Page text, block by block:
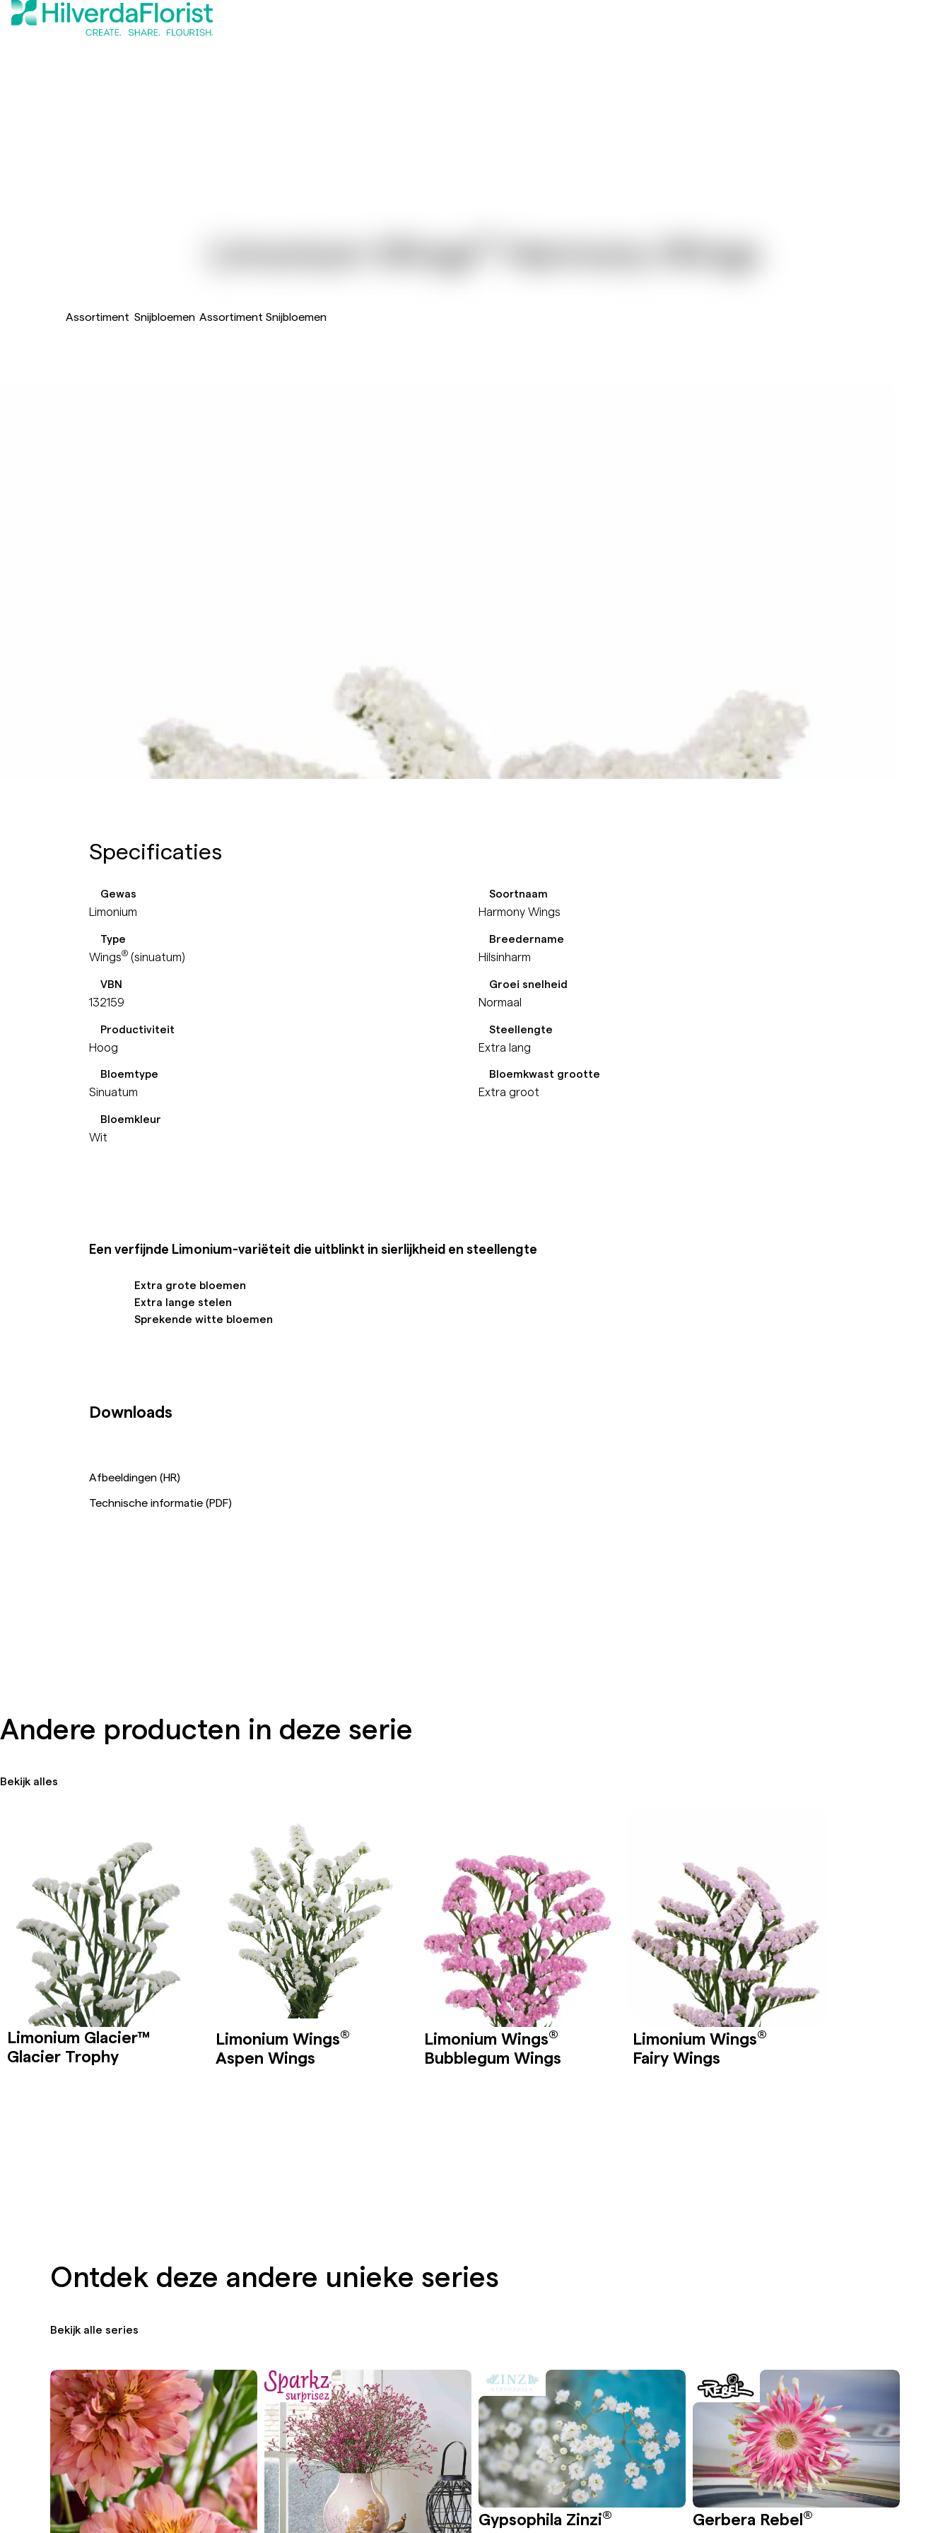
Limonium Wings Harmony Wings
Assortiment Snijbloemen Assortiment Snijbloemen
Specificaties
Gewas
Limonium
Soortnaam
Harmony Wings
Type
Wings® (sinuatum)
Breedername
Hilsinharm
VBN
132159
Groei snelheid
Normaal
Productiviteit
Hoog
Steellengte
Extra lang
Bloemtype
Sinuatum
Bloemkwast grootte
Extra groot
Bloemkleur
Wit
Een verfijnde Limonium-variëteit die uitblinkt in sierlijkheid en steellengte
Extra grote bloemen
Extra lange stelen
Sprekende witte bloemen
Downloads
Afbeeldingen (HR)
Technische informatie (PDF)
Andere producten in deze serie
Bekijk alles
Limonium Glacier™
Glacier Trophy
Limonium Wings®
Aspen Wings
Limonium Wings®
Bubblegum Wings
Limonium Wings®
Fairy Wings
Ontdek deze andere unieke series
Bekijk alle series
Gypsophila Zinzi® Gerbera Rebel®